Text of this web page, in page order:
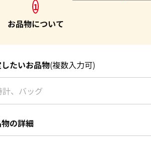
1
お品物について
たいお品物(複数入力可)
の詳細